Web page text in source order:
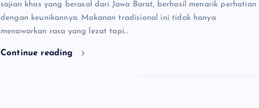
sajian khas yang berasal dari Jawa Barat, berhasil menarik perhatian
dengan keunikannya. Makanan tradisional ini tidak hanya
menawarkan rasa yang lezat tapi…
Continue reading